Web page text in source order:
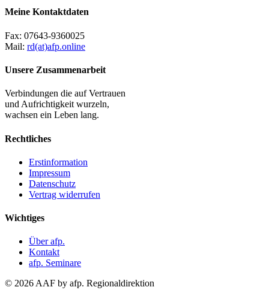
Meine Kontaktdaten
Fax: 07643-9360025
Mail: rd(at)afp.online
Unsere Zusammenarbeit
Verbindungen die auf Vertrauen
und Aufrichtigkeit wurzeln,
wachsen ein Leben lang.
Rechtliches
Erstinformation
Impressum
Datenschutz
Vertrag widerrufen
Wichtiges
Über afp.
Kontakt
afp. Seminare
© 2026 AAF by afp. Regionaldirektion